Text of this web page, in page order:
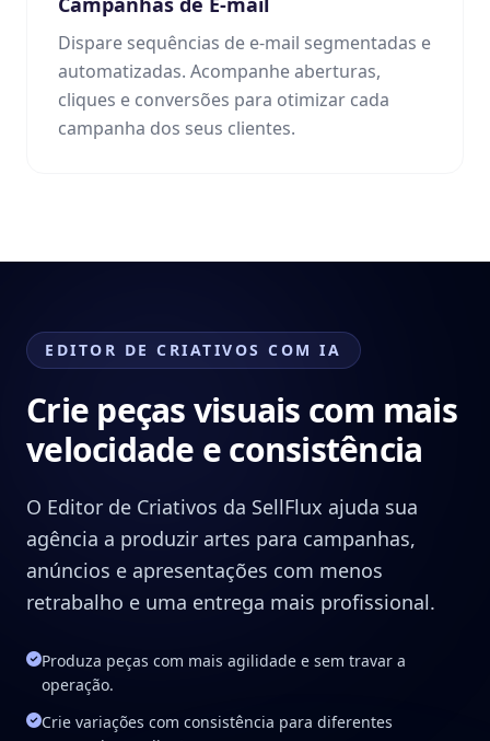
Dispare sequências de e-mail segmentadas e
automatizadas. Acompanhe aberturas,
cliques e conversões para otimizar cada
campanha dos seus clientes.
EDITOR DE CRIATIVOS COM IA
Crie peças visuais com mais
velocidade e consistência
O Editor de Criativos da SellFlux ajuda sua
agência a produzir artes para campanhas,
anúncios e apresentações com menos
retrabalho e uma entrega mais profissional.
Produza peças com mais agilidade e sem travar a
operação.
Crie variações com consistência para diferentes